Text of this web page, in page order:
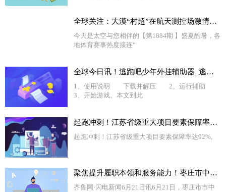
全球关注：大漠“村超”在航天测控场激情开赛
今天是太空与您相伴的【第1884期 】盛夏酷暑，各
地体育赛事热度接连“
全球今日讯！逃跑吧少年外挂辅助器_逃跑少年外挂教学
1、使用说明 下载并解压 2、运行辅助
3、开始游戏。本文到此
起跑冲刺！江苏省级重大项目要素保障率达92%-全球热资讯
起跑冲刺！江苏省级重大项目要素保障率达92%,
聚焦提升履职本领和服务能力！枣庄市中文化路街道加强社区干部队伍建设 全球新消息
齐鲁网·闪电新闻6月21日讯6月21日，枣庄市市中